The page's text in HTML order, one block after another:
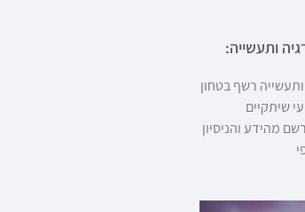
ותעשייה:
רשף בטחון
שיתקיים
מהידע והניסיון